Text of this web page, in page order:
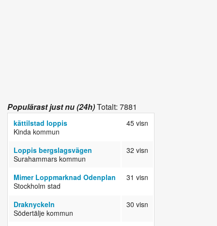
Populärast just nu (24h)Totalt: 7881
kättilstad loppis
Kinda kommun
45 visn
Loppis bergslagsvägen
Surahammars kommun
32 visn
Mimer Loppmarknad Odenplan
Stockholm stad
31 visn
Draknyckeln
Södertälje kommun
30 visn